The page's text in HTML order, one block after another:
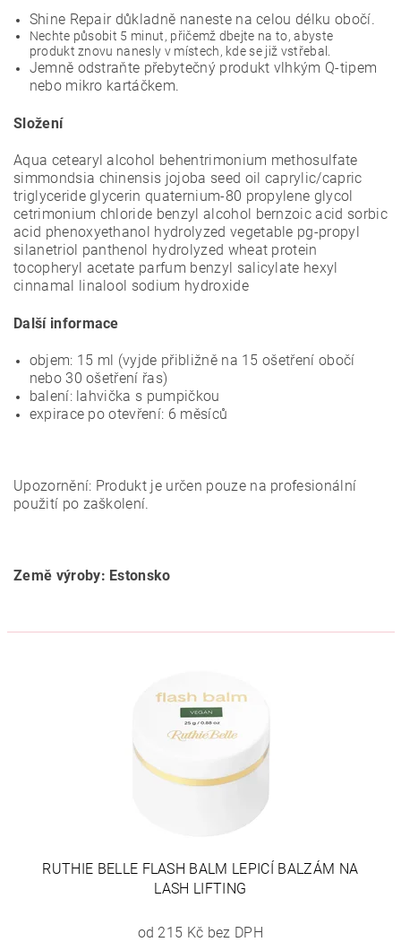
Shine Repair důkladně naneste na celou délku obočí.
Nechte působit 5 minut, přičemž dbejte na to, abyste
produkt znovu nanesly v místech, kde se již vstřebal.
Jemně odstraňte přebytečný produkt vlhkým Q-tipem
nebo mikro kartáčkem.
Složení
Aqua cetearyl alcohol behentrimonium methosulfate
simmondsia chinensis jojoba seed oil caprylic/capric
triglyceride glycerin quaternium-80 propylene glycol
cetrimonium chloride benzyl alcohol bernzoic acid sorbic
acid phenoxyethanol hydrolyzed vegetable pg-propyl
silanetriol panthenol hydrolyzed wheat protein
tocopheryl acetate parfum benzyl salicylate hexyl
cinnamal linalool sodium hydroxide
Další informace
objem: 15 ml (vyjde přibližně na 15 ošetření obočí
nebo 30 ošetření řas)
balení: lahvička s pumpičkou
expirace po otevření: 6 měsíců
Upozornění: Produkt je určen pouze na profesionální
použití po zaškolení.
Země výroby: Estonsko
RUTHIE BELLE FLASH BALM LEPICÍ BALZÁM NA
LASH LIFTING
od 215 Kč bez DPH